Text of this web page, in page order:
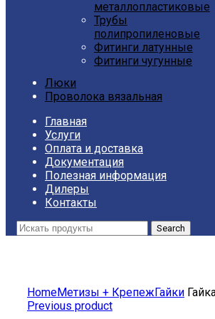
металлопластиковые
Трубы
полипропиленовые
Фитинги латунные
Фитинги чугунные
Люки
Проволока вязальная
Главная
Услуги
Оплата и доставка
Документация
Полезная информация
Дилеры
Контакты
Search
HomeМетизы + КрепежГайки
Previous product